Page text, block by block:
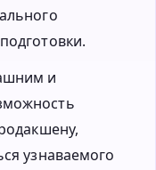
и
узнаваемого